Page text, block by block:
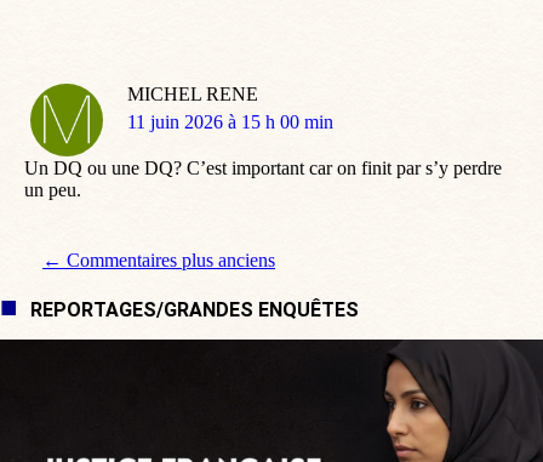
MICHEL RENE
dit
11 juin 2026 à 15 h 00 min
Un DQ ou une DQ? C’est important car on finit par s’y perdre
un peu.
Navigation de commentaire
← Commentaires plus anciens
REPORTAGES/GRANDES ENQUÊTES